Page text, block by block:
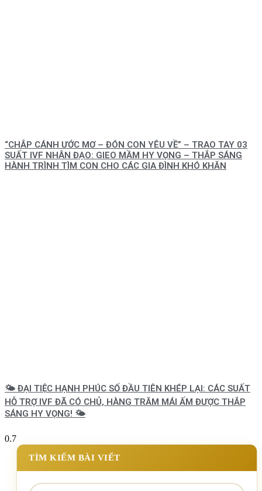
“CHẮP CÁNH ƯỚC MƠ – ĐÓN CON YÊU VỀ” – TRAO TAY 03
SUẤT IVF NHÂN ĐẠO: GIEO MẦM HY VỌNG – THẮP SÁNG
HÀNH TRÌNH TÌM CON CHO CÁC GIA ĐÌNH KHÓ KHĂN
🌤️ ĐẠI TIỆC HẠNH PHÚC SỐ ĐẦU TIÊN KHÉP LẠI: CÁC SUẤT
HỖ TRỢ IVF ĐÃ CÓ CHỦ, HÀNG TRĂM MÁI ẤM ĐƯỢC THẮP
SÁNG HY VỌNG! 🌤️
TÌM KIẾM BÀI VIẾT